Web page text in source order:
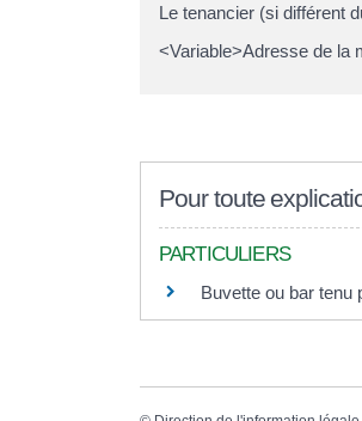
Le tenancier (si différent
<Variable>Adresse de la
Pour toute
PARTICULIERS
Buvette ou bar tenu